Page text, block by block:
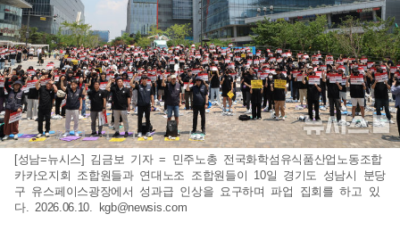
[성남=뉴시스] 김금보 기자 = 민주노총 전국화학섬유식품산업노동조합
카카오지회 조합원들과 연대노조 조합원들이 10일 경기도 성남시 분당
구 유스페이스광장에서 성과급 인상을 요구하며 파업 집회를 하고 있
다. 2026.06.10.
kgb@newsis.com